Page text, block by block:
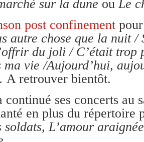
sur la dune ou Le
post confinement
autre chose que la nuit
du joli / C’était trop
ma vie /Aujourd’hui,
A retrouver bientôt.
continué ses concerts au
en plus du répertoire
soldats, L’amour